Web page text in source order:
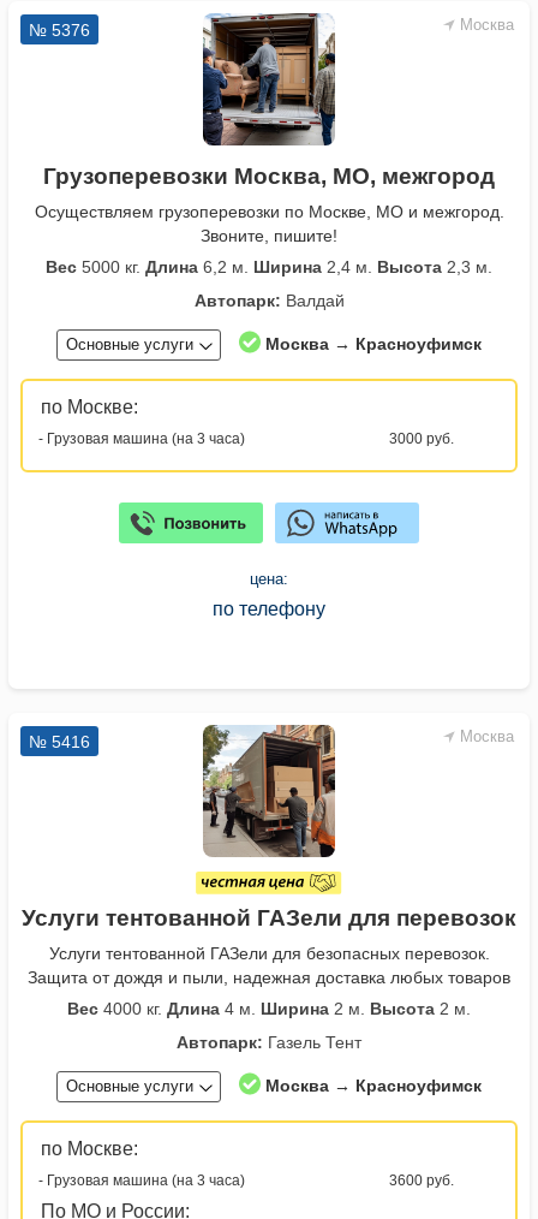
Москва
№ 5376
Грузоперевозки Москва, МО, межгород
Осуществляем грузоперевозки по Москве, МО и межгород.
Звоните, пишите!
Вес 5000 кг. Длина 6,2 м. Ширина 2,4 м. Высота 2,3 м.
Автопарк: Валдай
Основные услуги Москва → Красноуфимск
по Москве:
- Грузовая машина (на 3 часа) 3000 руб.
цена:
по телефону
Москва
№ 5416
Услуги тентованной ГАЗели для перевозок
Услуги тентованной ГАЗели для безопасных перевозок.
Защита от дождя и пыли, надежная доставка любых товаров
Вес 4000 кг. Длина 4 м. Ширина 2 м. Высота 2 м.
Автопарк: Газель Тент
Основные услуги Москва → Красноуфимск
по Москве:
- Грузовая машина (на 3 часа) 3600 руб.
По МО и России: